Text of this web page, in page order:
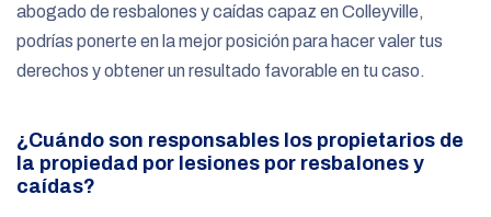
abogado de resbalones y caídas capaz en Colleyville,
podrías ponerte en la mejor posición para hacer valer tus
derechos y obtener un resultado favorable en tu caso.
¿Cuándo son responsables los propietarios de
la propiedad por lesiones por resbalones y
caídas?